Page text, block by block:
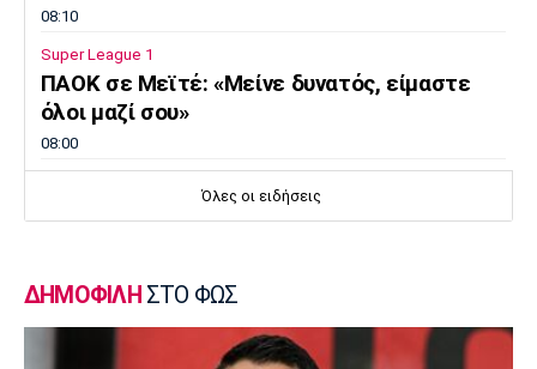
08:10
Super League 1
ΠΑΟΚ σε Μεϊτέ: «Μείνε δυνατός, είμαστε
όλοι μαζί σου»
08:00
Νέο σκάνδαλο με Ινφαντίνο: «Η UEFA
07:50
Όλες οι ειδήσεις
ΔΗΜΟΦΙΛΗ ΣΤΟ ΦΩΣ